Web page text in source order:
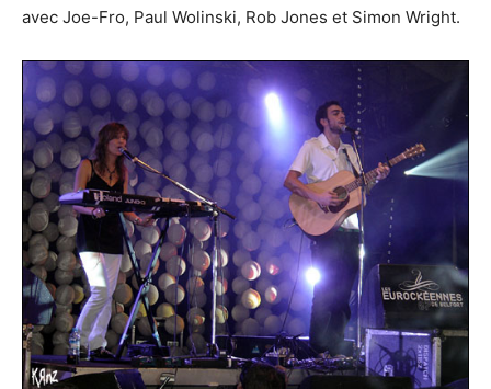
avec Joe-Fro, Paul Wolinski, Rob Jones et Simon Wright.